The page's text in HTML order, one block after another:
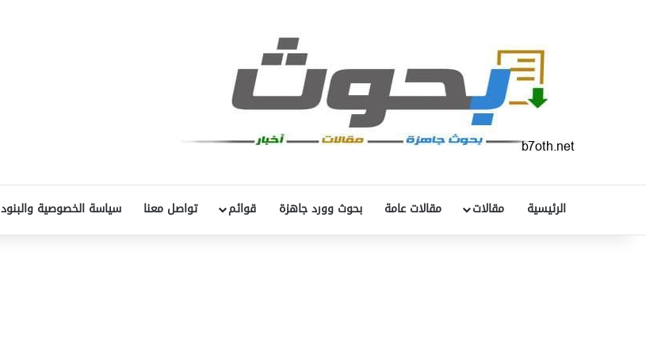
الرئيسية مقالات مقالات عامة بحوث وورد جاهزة قوائم تواصل معنا سياسة الخصوصية والبنود